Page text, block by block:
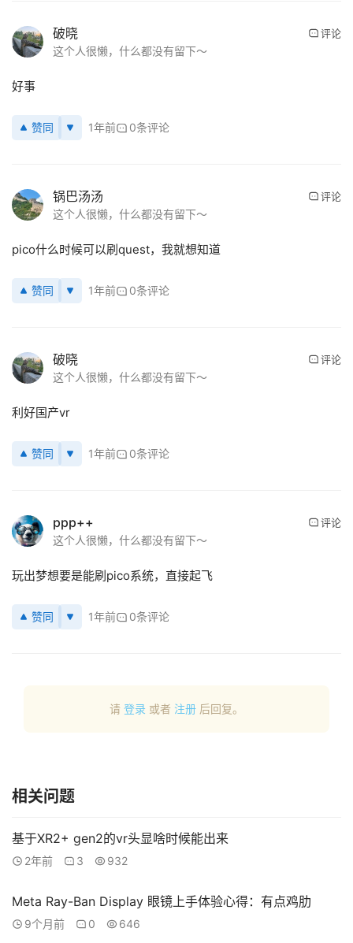
业
动
用
V
设
排
观
点
资
下
V
R
坛
区
登录
破晓
这个人很懒，什么都没有留下～
评论
好事
赞同 1年前 0条评论
锅巴汤汤
这个人很懒，什么都没有留下～
评论
pico什么时候可以刷quest，我就想知道
赞同 1年前 0条评论
破晓
这个人很懒，什么都没有留下～
评论
利好国产vr
赞同 1年前 0条评论
ppp++
这个人很懒，什么都没有留下～
评论
玩出梦想要是能刷pico系统，直接起飞
赞同 1年前 0条评论
请 登录 或者 注册 后回复。
相关问题
基于XR2+ gen2的vr头显啥时候能出来
2年前 3 932
Meta Ray-Ban Display 眼镜上手体验心得：有点鸡肋
9个月前 0 646